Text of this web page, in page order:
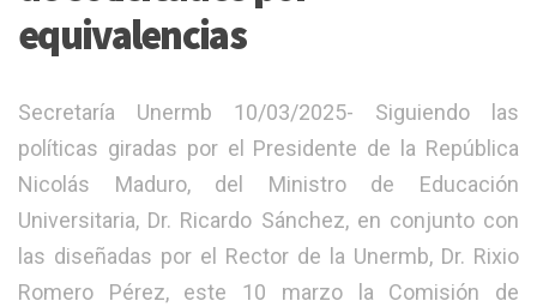
equivalencias
Secretaría Unermb 10/03/2025- Siguiendo las
políticas giradas por el Presidente de la República
Nicolás Maduro, del Ministro de Educación
Universitaria, Dr. Ricardo Sánchez, en conjunto con
las diseñadas por el Rector de la Unermb, Dr. Rixio
Romero Pérez, este 10 marzo la Comisión de